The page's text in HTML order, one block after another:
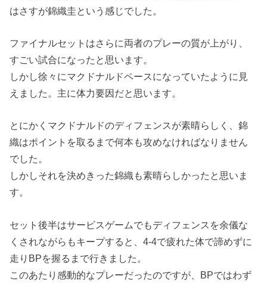
はさすが錦織圭という感じでした。
ファイナルセットはさらに両者のプレーの質が上がり、
すごい試合になったと思います。
しかし徐々にマクドナルドペースになっていたように見
えました。主に体力要因だと思います。
とにかくマクドナルドのディフェンスが素晴らしく、錦
織はポイントを取るまで何本も攻めなければなりません
でした。
しかしそれを決めきった錦織も素晴らしかったと思いま
す。
セット後半はサービスゲームでもディフェンスを余儀な
くされながらもキープすると、4-4で疲れた体で諦めずに
走りBPを握るまで行きました。
このあたり感動的なプレーだったのですが、BPではわず